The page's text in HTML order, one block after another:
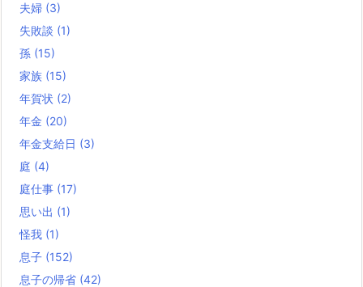
夫婦 (3)
失敗談 (1)
孫 (15)
家族 (15)
年賀状 (2)
年金 (20)
年金支給日 (3)
庭 (4)
庭仕事 (17)
思い出 (1)
怪我 (1)
息子 (152)
息子の帰省 (42)